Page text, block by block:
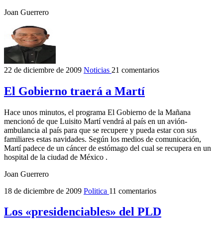
Joan Guerrero
22 de diciembre de 2009 Noticias 21 comentarios
El Gobierno traerá a Martí
Hace unos minutos, el programa El Gobierno de la Mañana
mencionó de que Luisito Martí vendrá al país en un avión-
ambulancia al país para que se recupere y pueda estar con sus
familiares estas navidades. Según los medios de comunicación,
Martí padece de un cáncer de estómago del cual se recupera en un
hospital de la ciudad de México .
Joan Guerrero
18 de diciembre de 2009 Politica 11 comentarios
Los «presidenciables» del PLD